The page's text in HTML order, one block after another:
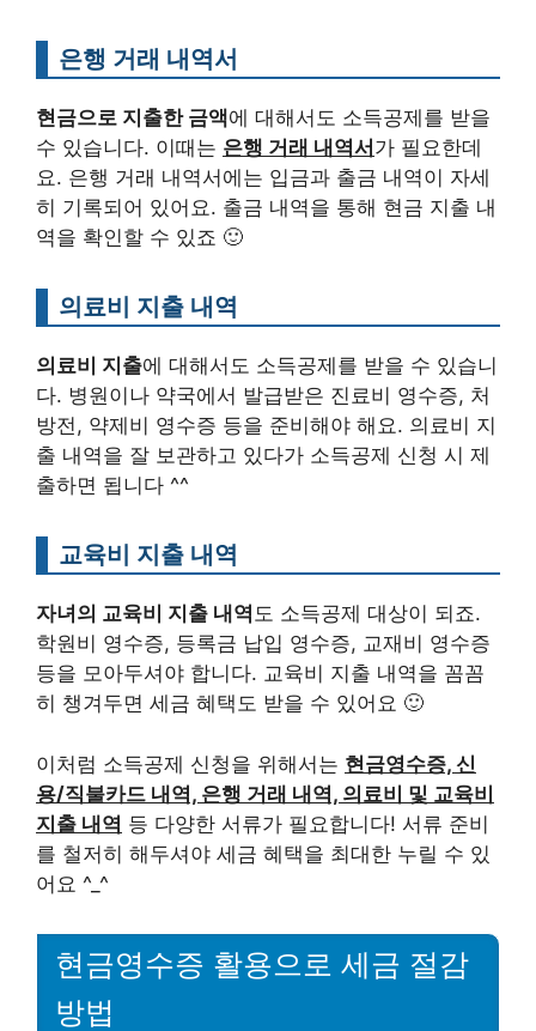
은행 거래 내역서
현금으로 지출한 금액에 대해서도 소득공제를 받을
수 있습니다. 이때는 은행 거래 내역서 가 필요한데
요. 은행 거래 내역서에는 입금과 출금 내역이 자세
히 기록되어 있어요. 출금 내역을 통해 현금 지출 내
역을 확인할 수 있죠 🙂
의료비 지출 내역
의료비 지출에 대해서도 소득공제를 받을 수 있습니
다. 병원이나 약국에서 발급받은 진료비 영수증, 처
방전, 약제비 영수증 등을 준비해야 해요. 의료비 지
출 내역을 잘 보관하고 있다가 소득공제 신청 시 제
출하면 됩니다 ^^
교육비 지출 내역
자녀의 교육비 지출 내역도 소득공제 대상이 되죠.
학원비 영수증, 등록금 납입 영수증, 교재비 영수증
등을 모아두셔야 합니다. 교육비 지출 내역을 꼼꼼
히 챙겨두면 세금 혜택도 받을 수 있어요 🙂
이처럼 소득공제 신청을 위해서는 현금영수증, 신
용/직불카드 내역, 은행 거래 내역, 의료비 및 교육비
지출 내역 등 다양한 서류가 필요합니다! 서류 준비
를 철저히 해두셔야 세금 혜택을 최대한 누릴 수 있
어요 ^_^
현금영수증 활용으로 세금 절감
방법